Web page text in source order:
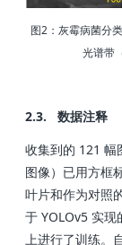
图2：灰霉病菌分
光谱带
2.3. 数据注释
收集到的 121 幅
图像）已用方框
叶片和作为对照
于 YOLOv5 实
上进行了训练。